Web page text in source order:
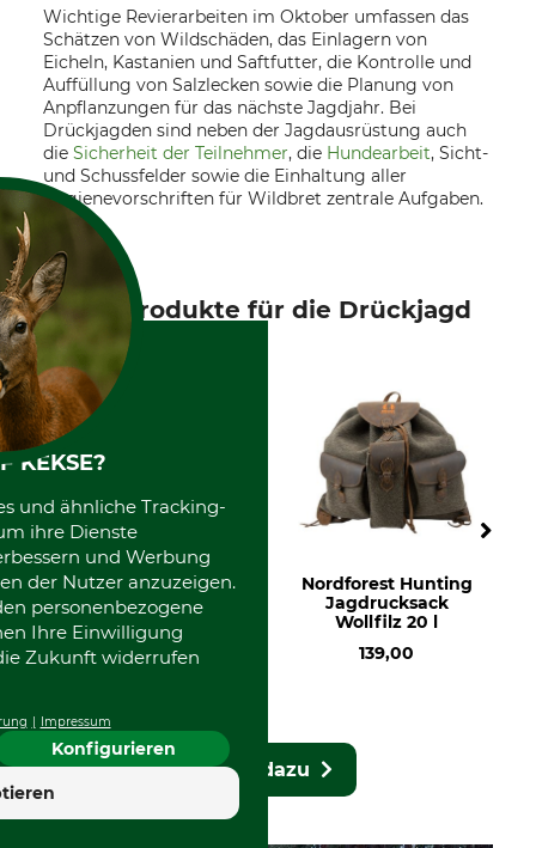
Wichtige Revierarbeiten im Oktober umfassen das
Schätzen von Wildschäden, das Einlagern von
Eicheln, Kastanien und Saftfutter, die Kontrolle und
Auffüllung von Salzlecken sowie die Planung von
Anpflanzungen für das nächste Jagdjahr. Bei
Drückjagden sind neben der Jagdausrüstung auch
die Sicherheit der Teilnehmer, die Hundearbeit, Sicht-
und Schussfelder sowie die Einhaltung aller
Hygienevorschriften für Wildbret zentrale Aufgaben.
Top-Produkte für die Drückjagd
Gastrock Sitzstock
Praktus mit
Derbygriff
229,00
Nordforest Hunting
Jagdrucksack
Wollfilz 20 l
139,00
Mehr dazu
KEKSE?
und ähnliche Tracking-
ihre Dienste
und Werbung
der Nutzer anzuzeigen.
personenbezogene
Ihre Einwilligung
Zukunft widerrufen
Impressum
Konfigurieren